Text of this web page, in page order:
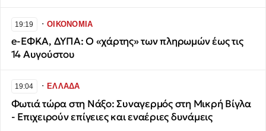
19:19 ∙ΟΙΚΟΝΟΜΙΑ
e-ΕΦΚΑ, ΔΥΠΑ: Ο «χάρτης» των πληρωμών έως τις
14 Αυγούστου
19:04 ∙ΕΛΛΑΔΑ
Φωτιά τώρα στη Νάξο: Συναγερμός στη Μικρή Βίγλα
- Επιχειρούν επίγειες και εναέριες δυνάμεις